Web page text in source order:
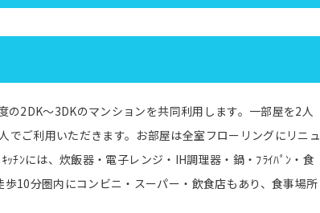
の2DK～3DKのマンションを共同利用します。一部屋を2人
でご利用いただきます。お部屋は全室フローリングにリニュ
ｯﾁﾝには、炊飯器・電子レンジ・IH調理器・鍋・ﾌﾗｲﾊﾟﾝ・食
歩10分圏内にコンビニ・スーパー・飲食店もあり、食事場所